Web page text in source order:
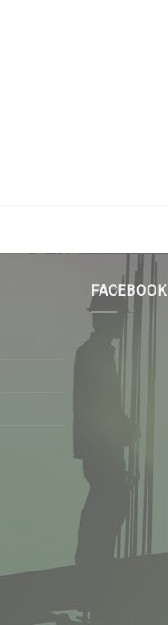
FACEBOOK